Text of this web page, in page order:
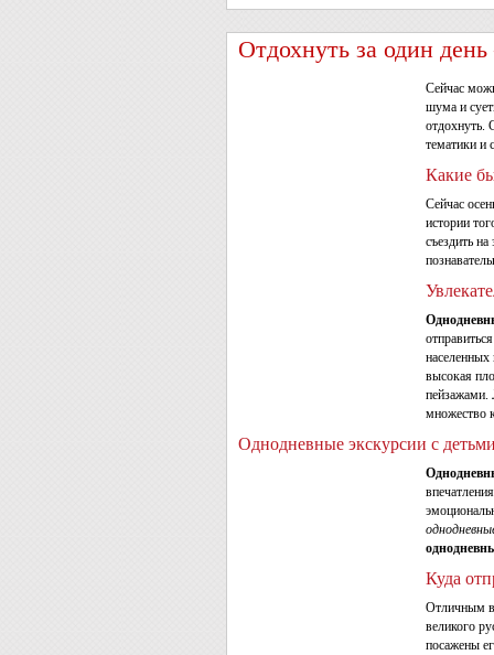
Отдохнуть за один
Сейчас
шума и
отдохнуть.
тематики и
Какие
Сейчас
истории
съездить
высокая
пейзажами.
множество
Однодневные экскурсии с
Куда
Отличным
великого
посажены